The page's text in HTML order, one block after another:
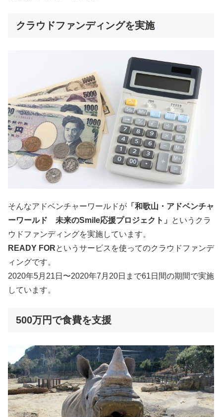
クラウドファンディングを実施
そんなアドベンチャーワールドが 「和歌山・アドベンチャ
ーワールド 未来のSmile応援プロジェクト」
というクラ
ウドファンディングを実施しています。
READY FORというサービスを使ってのクラウドファンデ
ィングです。
2020年5月21日〜2020年7月20日まで61日間の期間で実施
しています。
500万円で食費を支援